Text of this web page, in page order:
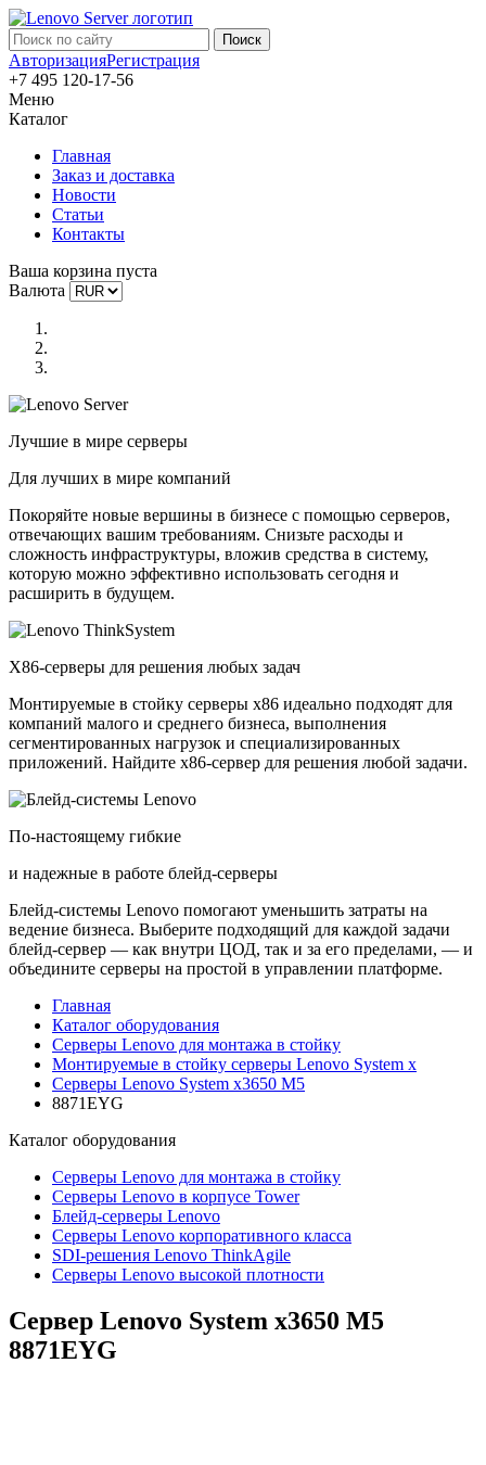
АвторизацияРегистрация
+7 495 120-17-56
Меню
Каталог
Главная
Заказ и доставка
Новости
Статьи
Контакты
Ваша корзина пуста
Валюта
Лучшие в мире серверы
Для лучших в мире компаний
Покоряйте новые вершины в бизнесе с помощью серверов,
отвечающих вашим требованиям. Снизьте расходы и
сложность инфраструктуры, вложив средства в систему,
которую можно эффективно использовать сегодня и
расширить в будущем.
X86-серверы для решения любых задач
Монтируемые в стойку серверы x86 идеально подходят для
компаний малого и среднего бизнеса, выполнения
сегментированных нагрузок и специализированных
приложений. Найдите x86-сервер для решения любой задачи.
По-настоящему гибкие
и надежные в работе блейд-серверы
Блейд-системы Lenovo помогают уменьшить затраты на
ведение бизнеса. Выберите подходящий для каждой задачи
блейд-сервер — как внутри ЦОД, так и за его пределами, — и
объедините серверы на простой в управлении платформе.
Главная
Каталог оборудования
Серверы Lenovo для монтажа в стойку
Монтируемые в стойку серверы Lenovo System x
Серверы Lenovo System x3650 M5
8871EYG
Каталог оборудования
Серверы Lenovo для монтажа в стойку
Серверы Lenovo в корпусе Tower
Блейд-серверы Lenovo
Cерверы Lenovo корпоративного класса
SDI-решения Lenovo ThinkAgile
Серверы Lenovo высокой плотности
Сервер Lenovo System x3650 M5
8871EYG